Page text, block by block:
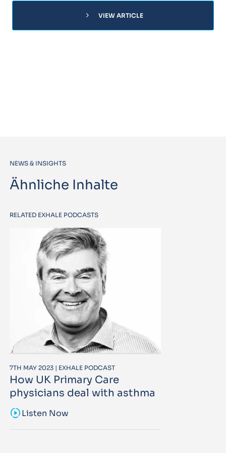
chevron_right VIEW ARTICLE
NEWS & INSIGHTS
Ähnliche Inhalte
RELATED EXHALE PODCASTS
7TH MAY 2023 | EXHALE PODCAST
How UK Primary Care
physicians deal with asthma
sound_samplerListen Now